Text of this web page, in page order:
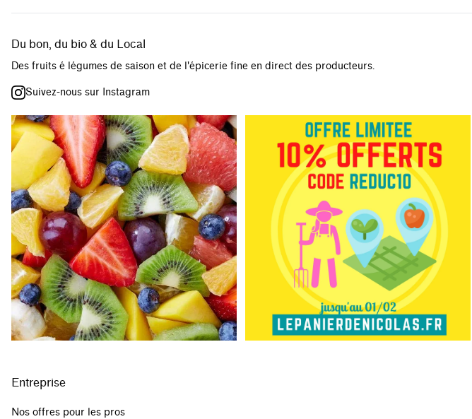
Du bon, du bio & du Local
Des fruits é légumes de saison et de l'épicerie fine en direct des producteurs.
Suivez-nous sur Instagram
Entreprise
Nos offres pour les pros